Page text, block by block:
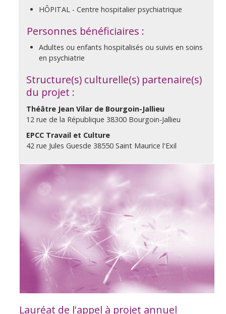
HÔPITAL - Centre hospitalier psychiatrique
Personnes bénéficiaires :
Adultes ou enfants hospitalisés ou suivis en soins
en psychiatrie
Structure(s) culturelle(s) partenaire(s)
du projet :
Théâtre Jean Vilar de Bourgoin-Jallieu
12 rue de la République 38300 Bourgoin-Jallieu
EPCC Travail et Culture
42 rue Jules Guesde 38550 Saint Maurice l'Exil
Lauréat de l'appel à projet annuel